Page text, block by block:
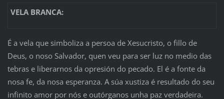
VELA BRANCA:
É a vela que simboliza a persoa de Xesucristo, o fillo de
Deus, o noso Salvador, quen veu para ser luz no medio das
tebras e liberarnos da opresión do pecado. El é a fonte da
nosa fe, da nosa esperanza. A súa xustiza é resultado do seu
infinito amor por nós e outórganos unha paz verdadeira.